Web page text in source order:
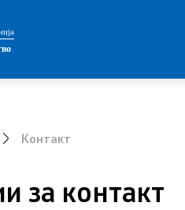
Контакт
за контакт